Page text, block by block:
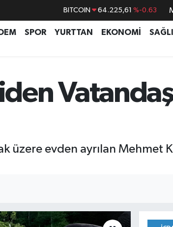
DOLAR 47,6704 %0
EURO 55,0406 %-0.08
%70
BITCOIN 64.225,61 %-0.63
SPOR YURTTAN EKONOMİ
üzere evden ayrılan